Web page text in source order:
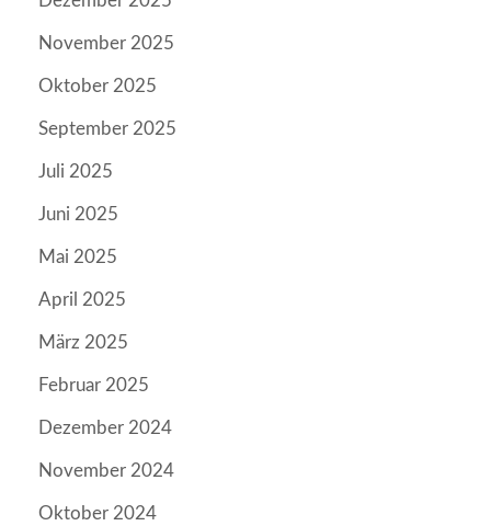
November 2025
Oktober 2025
September 2025
Juli 2025
Juni 2025
Mai 2025
April 2025
März 2025
Februar 2025
Dezember 2024
November 2024
Oktober 2024